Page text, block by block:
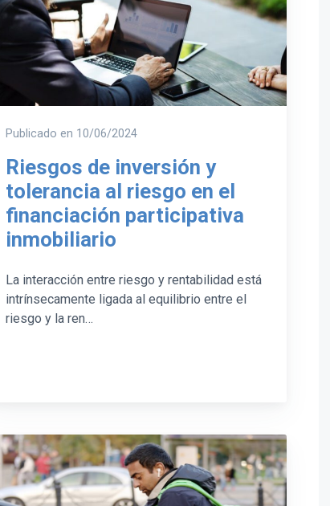
Publicado en 10/06/2024
Riesgos de inversión y
tolerancia al riesgo en el
financiación participativa
inmobiliario
La interacción entre riesgo y rentabilidad está
intrínsecamente ligada al equilibrio entre el
riesgo y la ren…